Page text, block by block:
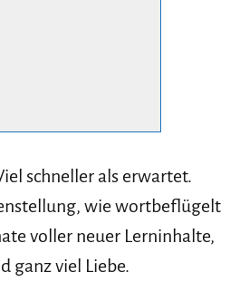
schneller als erwartet.
wie wortbeflügelt
voller neuer Lerninhalte,
ganz viel Liebe.